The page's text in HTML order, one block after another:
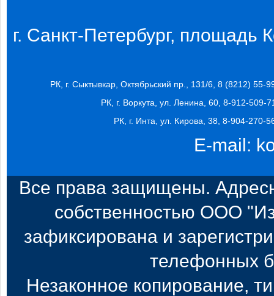
г. Санкт-Петербург, площадь
РК, г. Сыктывкар, Октябрьский пр., 131/6, 8 (8212) 55-
РК, г. Воркута, ул. Ленина, 60, 8-912-509-
РК, г. Инта, ул. Кирова, 38, 8-904-270-
E-mail:
Все права защищены.
собственностью ООО
зафиксирована и
телефонных
Незаконное копирование,